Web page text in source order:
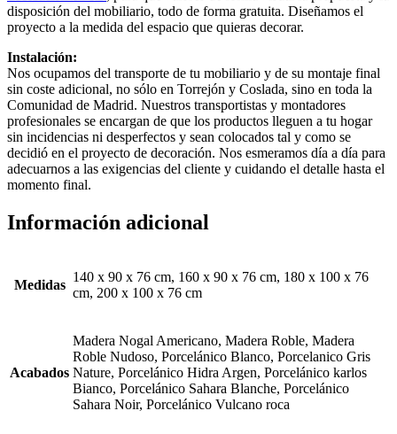
disposición del mobiliario, todo de forma gratuita. Diseñamos el
proyecto a la medida del espacio que quieras decorar.
Instalación:
Nos ocupamos del transporte de tu mobiliario y de su montaje final
sin coste adicional, no sólo en Torrejón y Coslada, sino en toda la
Comunidad de Madrid. Nuestros transportistas y montadores
profesionales se encargan de que los productos lleguen a tu hogar
sin incidencias ni desperfectos y sean colocados tal y como se
decidió en el proyecto de decoración. Nos esmeramos día a día para
adecuarnos a las exigencias del cliente y cuidando el detalle hasta el
momento final.
Información adicional
Medidas
140 x 90 x 76 cm, 160 x 90 x 76 cm, 180 x 100 x 76
cm, 200 x 100 x 76 cm
Acabados
Madera Nogal Americano, Madera Roble, Madera
Roble Nudoso, Porcelánico Blanco, Porcelanico Gris
Nature, Porcelánico Hidra Argen, Porcelánico karlos
Bianco, Porcelánico Sahara Blanche, Porcelánico
Sahara Noir, Porcelánico Vulcano roca